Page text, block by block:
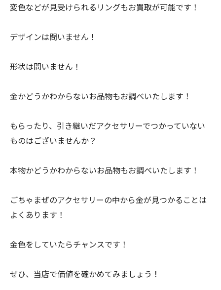
変色などが見受けられるリングもお買取が可能です！
デザインは問いません！
形状は問いません！
金かどうかわからないお品物もお調べいたします！
もらったり、引き継いだアクセサリーでつかっていない
ものはございませんか？
本物かどうかわからないお品物もお調べいたします！
ごちゃまぜのアクセサリーの中から金が見つかることは
よくあります！
金色をしていたらチャンスです！
ぜひ、当店で価値を確かめてみましょう！